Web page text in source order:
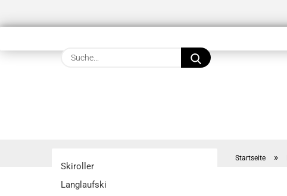
Suche...
Startseite »
Skiroller
Langlaufski